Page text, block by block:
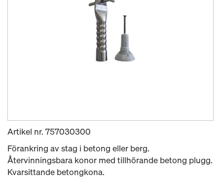
Artikel nr. 757030300
Förankring av stag i betong eller berg.
Återvinningsbara konor med tillhörande betong plugg.
Kvarsittande betongkona.